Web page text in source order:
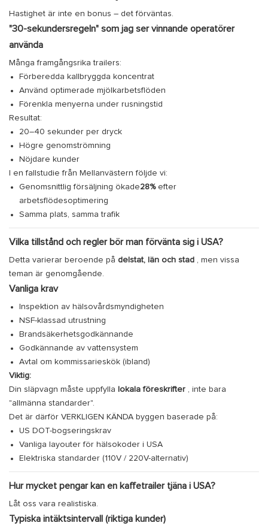
Hastighet är inte en bonus – det förväntas.
"30-sekundersregeln" som jag ser vinnande operatörer
använda
Många framgångsrika trailers:
Förberedda kallbryggda koncentrat
Använd optimerade mjölkarbetsflöden
Förenkla menyerna under rusningstid
Resultat:
20–40 sekunder per dryck
Högre genomströmning
Nöjdare kunder
I en fallstudie från Mellanvästern följde vi:
Genomsnittlig försäljning ökade28%efter
arbetsflödesoptimering
Samma plats, samma trafik
Vilka tillstånd och regler bör man förvänta sig i USA?
Detta varierar beroende på delstat, län och stad , men vissa
teman är genomgående.
Vanliga krav
Inspektion av hälsovårdsmyndigheten
NSF-klassad utrustning
Brandsäkerhetsgodkännande
Godkännande av vattensystem
Avtal om kommissarieskök (ibland)
Viktig:
Din släpvagn måste uppfylla lokala föreskrifter , inte bara
"allmänna standarder".
Det är därför VERKLIGEN KÄNDA byggen baserade på:
US DOT-bogseringskrav
Vanliga layouter för hälsokoder i USA
Elektriska standarder (110V / 220V-alternativ)
Hur mycket pengar kan en kaffetrailer tjäna i USA?
Låt oss vara realistiska.
Typiska intäktsintervall (riktiga kunder)